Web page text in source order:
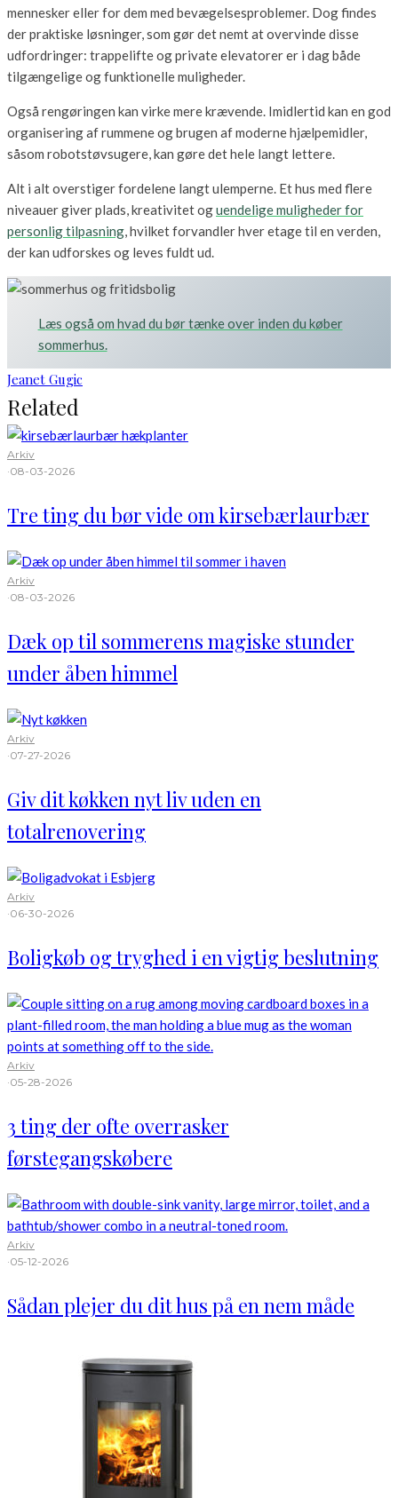
mennesker eller for dem med bevægelsesproblemer. Dog findes
der praktiske løsninger, som gør det nemt at overvinde disse
udfordringer: trappelifte og private elevatorer er i dag både
tilgængelige og funktionelle muligheder.
Også rengøringen kan virke mere krævende. Imidlertid kan en god
organisering af rummene og brugen af moderne hjælpemidler,
såsom robotstøvsugere, kan gøre det hele langt lettere.
Alt i alt overstiger fordelene langt ulemperne. Et hus med flere
niveauer giver plads, kreativitet oguendelige muligheder for
personlig tilpasning, hvilket forvandler hver etage til en verden,
der kan udforskes og leves fuldt ud.
Læs også om hvad du bør tænke over inden du køber
sommerhus.
Jeanet Gugic
Related
Arkiv
·08-03-2026
Tre ting du bør vide om kirsebærlaurbær
Arkiv
·08-03-2026
Dæk op til sommerens magiske stunder
under åben himmel
Arkiv
·07-27-2026
Giv dit køkken nyt liv uden en
totalrenovering
Arkiv
·06-30-2026
Boligkøb og tryghed i en vigtig beslutning
Arkiv
·05-28-2026
3 ting der ofte overrasker
førstegangskøbere
Arkiv
·05-12-2026
Sådan plejer du dit hus på en nem måde